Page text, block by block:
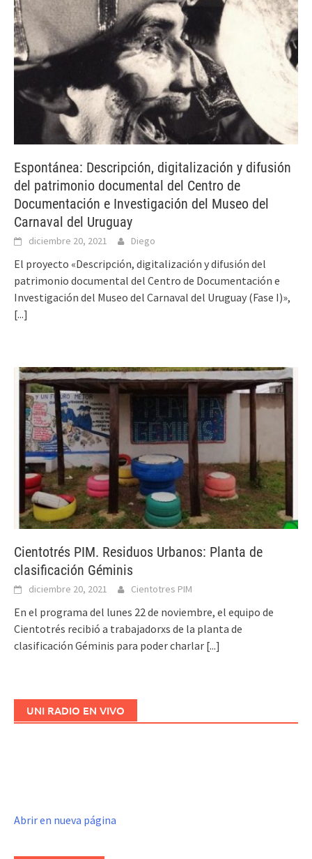
Espontánea: Descripción, digitalización y difusión
del patrimonio documental del Centro de
Documentación e Investigación del Museo del
Carnaval del Uruguay
diciembre 20, 2021 Diego
El proyecto «Descripción, digitalización y difusión del
patrimonio documental del Centro de Documentación e
Investigación del Museo del Carnaval del Uruguay (Fase I)»,
[...]
Cientotrés PIM. Residuos Urbanos: Planta de
clasificación Géminis
diciembre 20, 2021 Cientotres PIM
En el programa del lunes 22 de noviembre, el equipo de
Cientotrés recibió a trabajadorxs de la planta de
clasificación Géminis para poder charlar [...]
UNI RADIO EN VIVO
Abrir en nueva página